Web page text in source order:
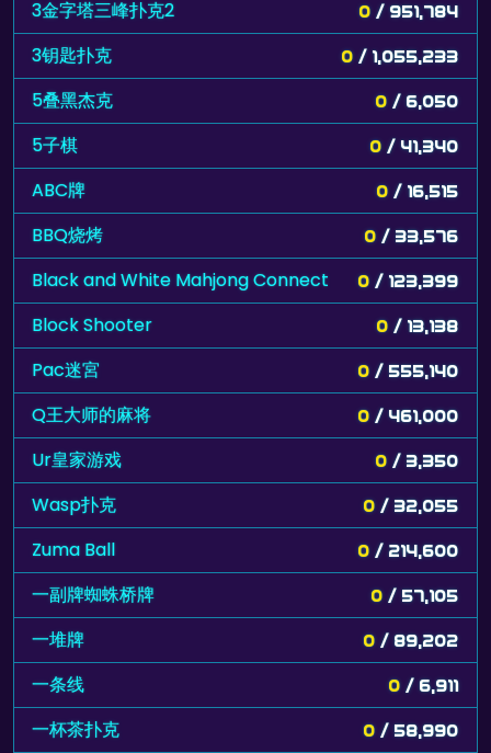
3金字塔三峰扑克2 0 / 951,784
3钥匙扑克 0 / 1,055,233
5叠黑杰克 0 / 6,050
5子棋 0 / 41,340
ABC牌 0 / 16,515
BBQ烧烤 0 / 33,576
Black and White Mahjong Connect 0 / 123,399
Block Shooter 0 / 13,138
Pac迷宮 0 / 555,140
Q王大师的麻将 0 / 461,000
Ur皇家游戏 0 / 3,350
Wasp扑克 0 / 32,055
Zuma Ball 0 / 214,600
一副牌蜘蛛桥牌 0 / 57,105
一堆牌 0 / 89,202
一条线 0 / 6,911
一杯茶扑克 0 / 58,990